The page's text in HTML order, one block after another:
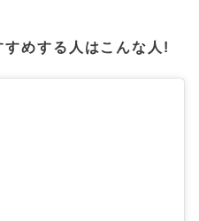
すめする人はこんな人!